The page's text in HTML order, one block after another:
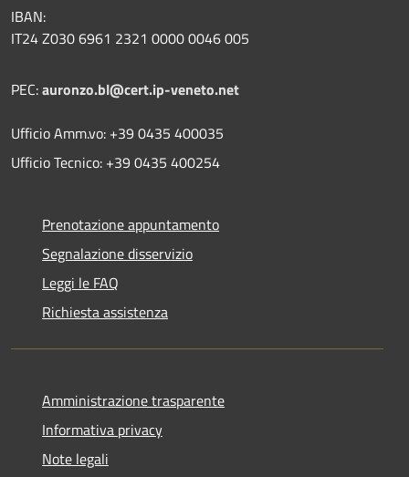
IBAN:
IT24 Z030 6961 2321 0000 0046 005
PEC:auronzo.bl@cert.ip-veneto.net
Ufficio Amm.vo: +39 0435 400035
Ufficio Tecnico: +39 0435 400254
Prenotazione appuntamento
Segnalazione disservizio
Leggi le FAQ
Richiesta assistenza
Amministrazione trasparente
Informativa privacy
Note legali